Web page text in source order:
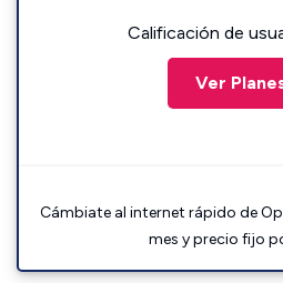
Calificación de
Ver
Cámbiate al internet rápido de
mes y precio fijo